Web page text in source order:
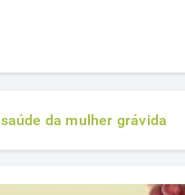
saúde da mulher grávida